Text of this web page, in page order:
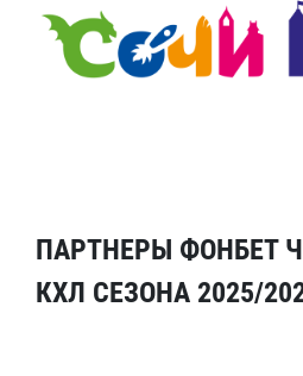
ПАРТНЕРЫ ФОНБЕТ
КХЛ СЕЗОНА 2025/